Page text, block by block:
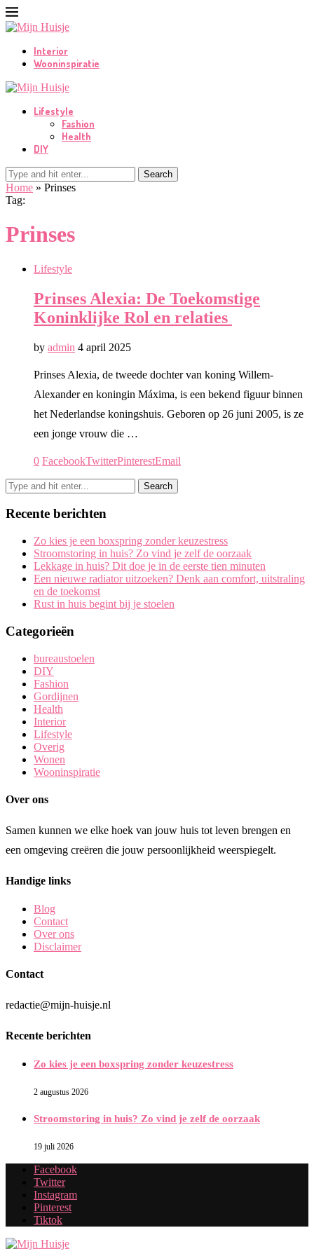
Interior
Wooninspiratie
Lifestyle
Fashion
Health
DIY
Search
Home » Prinses
Tag:
Prinses
Lifestyle
Prinses Alexia: De Toekomstige
Koninklijke Rol en relaties
by admin 4 april 2025
Prinses Alexia, de tweede dochter van koning Willem-
Alexander en koningin Máxima, is een bekend figuur binnen
het Nederlandse koningshuis. Geboren op 26 juni 2005, is ze
een jonge vrouw die …
0 FacebookTwitterPinterestEmail
Recente berichten
Zo kies je een boxspring zonder keuzestress
Stroomstoring in huis? Zo vind je zelf de oorzaak
Lekkage in huis? Dit doe je in de eerste tien minuten
Een nieuwe radiator uitzoeken? Denk aan comfort, uitstraling
en de toekomst
Rust in huis begint bij je stoelen
Categorieën
bureaustoelen
DIY
Fashion
Gordijnen
Health
Interior
Lifestyle
Overig
Wonen
Wooninspiratie
Over ons
Samen kunnen we elke hoek van jouw huis tot leven brengen en
een omgeving creëren die jouw persoonlijkheid weerspiegelt.
Handige links
Blog
Contact
Over ons
Disclaimer
Contact
redactie@mijn-huisje.nl
Recente berichten
Zo kies je een boxspring zonder keuzestress
2 augustus 2026
Stroomstoring in huis? Zo vind je zelf de oorzaak
19 juli 2026
Facebook
Twitter
Instagram
Pinterest
Tiktok